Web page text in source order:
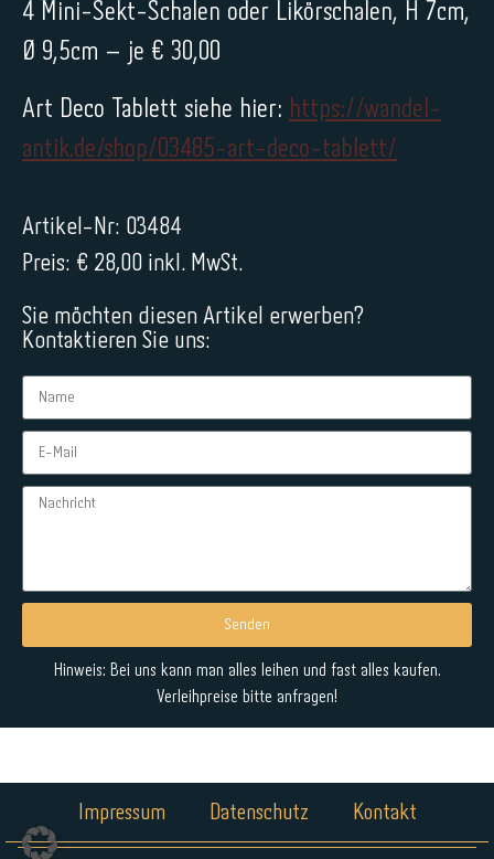
4 Mini-Sekt-Schalen oder Likörschalen, H 7cm,
Ø 9,5cm – je € 30,00
Art Deco Tablett siehe hier: https://wandel-
antik.de/shop/03485-art-deco-tablett/
Artikel-Nr: 03484
Preis: € 28,00 inkl. MwSt.
Sie möchten diesen Artikel erwerben?
Kontaktieren Sie uns:
Senden
Alternative:
Hinweis: Bei uns kann man alles leihen und fast alles kaufen.
Verleihpreise bitte anfragen!
Impressum Datenschutz Kontakt